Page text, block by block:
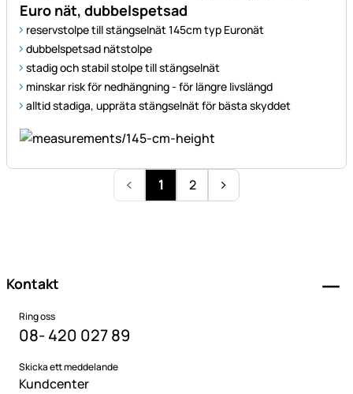
Euro nät, dubbelspetsad
reservstolpe till stängselnät 145cm typ Euronät
dubbelspetsad nätstolpe
stadig och stabil stolpe till stängselnät
minskar risk för nedhängning - för längre livslängd
alltid stadiga, uppräta stängselnät för bästa skyddet
1 2
Kontakt
Ring oss
08- 420 027 89
Skicka ett meddelande
Kundcenter